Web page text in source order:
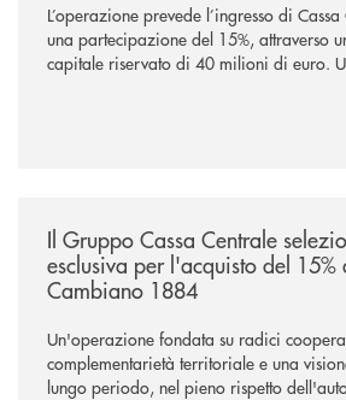
L’operazione prevede l’ingresso di
una partecipazione del 15%, attraverso
capitale riservato di 40 milioni di euro.
comuni e sulla prossimità ai territori,
Il Gruppo Cassa Centrale
esclusiva per l'acquisto del 15%
Cambiano 1884
Un'operazione fondata su radici
complementarietà territoriale e una
lungo periodo, nel pieno rispetto